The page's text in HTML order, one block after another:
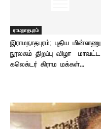
ராமநாதபுரம்
இராமநாதபுரம்; புதிய மின்னணு
நூலகம் திறப்பு விழா – மாவட்ட
கலெக்டர் கிராம மக்கள்...